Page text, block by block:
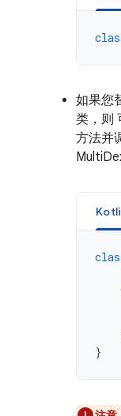
如果您
类，则
方法并
}